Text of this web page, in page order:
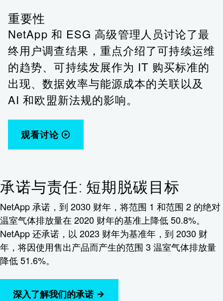
重要性
NetApp 和 ESG 高级管理人员讨论了最
终用户调查结果，重点介绍了可持续运维
的趋势、可持续发展作为 IT 购买标准的
出现、数据效率与能源成本的关联以及
AI 和欧盟新法规的影响。
观看讨论
承诺与责任: 短期脱碳目标
NetApp 承诺，到 2030 财年，将范围 1 和范围 2 的绝对
温室气体排放量在 2020 财年的基准上降低 50.8%。
NetApp 还承诺，以 2023 财年为基准年，到 2030 财
年，将因使用售出产品而产生的范围 3 温室气体排放量
降低 51.6%。
深入了解我们的承诺